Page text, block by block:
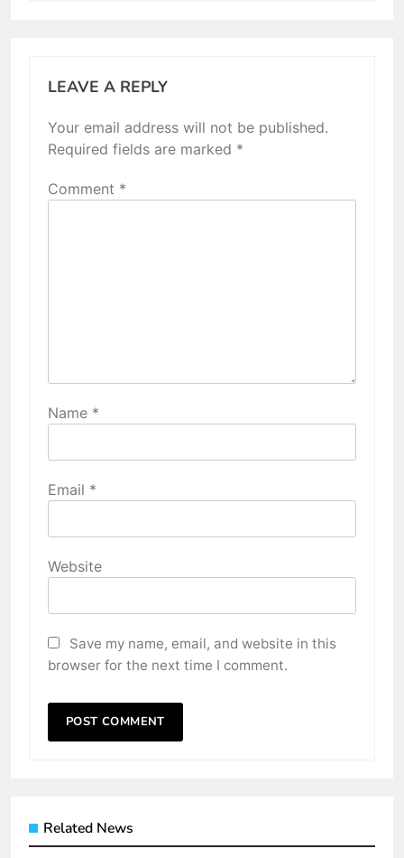
LEAVE A REPLY
Your email address will not be published.
Required fields are marked *
Comment *
Name *
Email *
Website
Save my name, email, and website in this
browser for the next time I comment.
Related News